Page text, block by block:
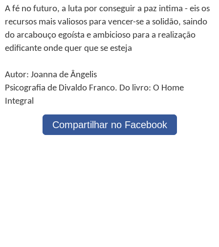
A fé no futuro, a luta por conseguir a paz intima - eis os
recursos mais valiosos para vencer-se a solidão, saindo
do arcabouço egoísta e ambicioso para a realização
edificante onde quer que se esteja
Autor: Joanna de Ângelis
Psicografia de Divaldo Franco. Do livro: O Home
Integral
Compartilhar no Facebook